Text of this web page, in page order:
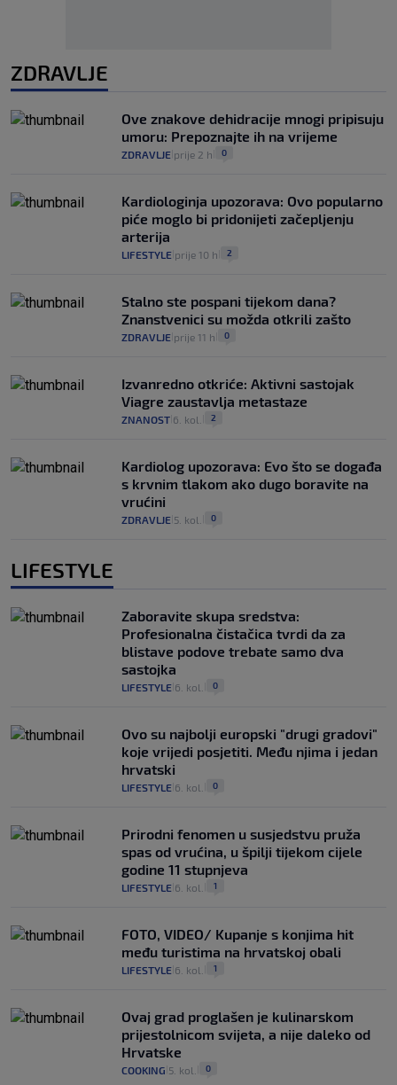
ZDRAVLJE
Ove znakove dehidracije mnogi pripisuju
umoru: Prepoznajte ih na vrijeme
ZDRAVLJE prije 2 h 0
Kardiologinja upozorava: Ovo popularno
piće moglo bi pridonijeti začepljenju
arterija
LIFESTYLE prije 10 h 2
Stalno ste pospani tijekom dana?
Znanstvenici su možda otkrili zašto
ZDRAVLJE prije 11 h 0
Izvanredno otkriće: Aktivni sastojak
Viagre zaustavlja metastaze
ZNANOST 6. kol. 2
Kardiolog upozorava: Evo što se događa
s krvnim tlakom ako dugo boravite na
vrućini
ZDRAVLJE 5. kol. 0
LIFESTYLE
Zaboravite skupa sredstva:
Profesionalna čistačica tvrdi da za
blistave podove trebate samo dva
sastojka
LIFESTYLE 6. kol. 0
Ovo su najbolji europski "drugi gradovi"
koje vrijedi posjetiti. Među njima i jedan
hrvatski
LIFESTYLE 6. kol. 0
Prirodni fenomen u susjedstvu pruža
spas od vrućina, u špilji tijekom cijele
godine 11 stupnjeva
LIFESTYLE 6. kol. 1
FOTO, VIDEO/ Kupanje s konjima hit
među turistima na hrvatskoj obali
LIFESTYLE 6. kol. 1
Ovaj grad proglašen je kulinarskom
prijestolnicom svijeta, a nije daleko od
Hrvatske
COOKING 5. kol. 0